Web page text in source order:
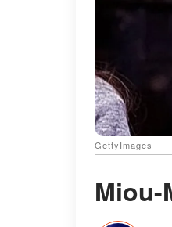
GettyImages
Miou-